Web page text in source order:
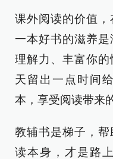
课外阅读的价值，
一本好书的滋养
理解力、丰富你
天留出一点时间
本，享受阅读带来
教辅书是梯子，
读本身，才是路